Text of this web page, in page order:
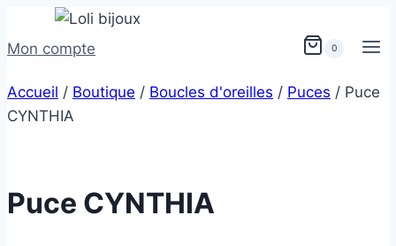
Mon compte 0
Accueil / Boutique / Boucles d'oreilles / Puces / Puce
CYNTHIA
Puce CYNTHIA